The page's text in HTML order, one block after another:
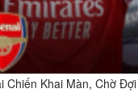
Chiến Khai Màn, Chờ Đợi